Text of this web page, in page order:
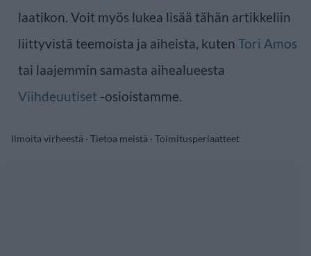
laatikon. Voit myös lukea lisää tähän artikkeliin
liittyvistä teemoista ja aiheista, kuten Tori Amos
tai laajemmin samasta aihealueesta
Viihdeuutiset -osioistamme.
Ilmoita virheestä · Tietoa meistä · Toimitusperiaatteet